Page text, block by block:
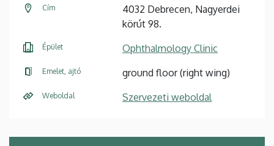
Cím
4032 Debrecen, Nagyerdei
körút 98.
Épület Ophthalmology Clinic
Emelet, ajtó ground floor (right wing)
Weboldal Szervezeti weboldal